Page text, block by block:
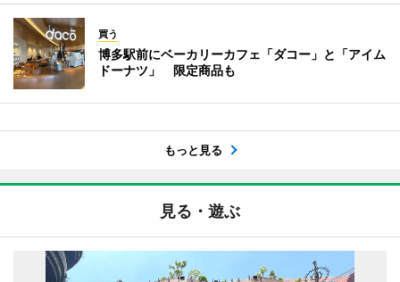
買う
博多駅前にベーカリーカフェ「ダコー」と「アイム
ドーナツ」 限定商品も
もっと見る
見る・遊ぶ